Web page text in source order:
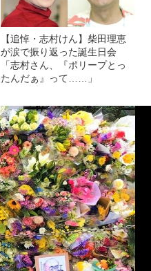
【追悼・志村けん】柴田理恵
が涙で振り返った誕生日会
「志村さん、『ポリープとっ
たんだぁ』って……」